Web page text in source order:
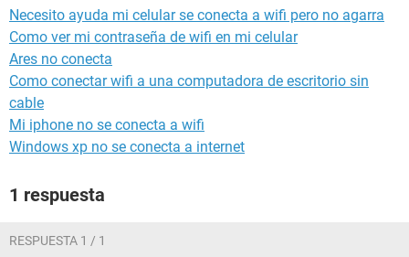
Necesito ayuda mi celular se conecta a wifi pero no agarra
Como ver mi contraseña de wifi en mi celular
Ares no conecta
Como conectar wifi a una computadora de escritorio sin
cable
Mi iphone no se conecta a wifi
Windows xp no se conecta a internet
1 respuesta
RESPUESTA 1 / 1